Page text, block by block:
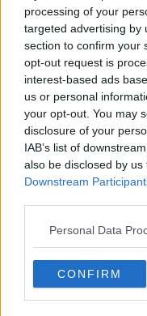
processing of your
targeted advertising by
section to confirm your
opt-out request is
interest-based ads
us or personal
your opt-out. You may
disclosure of your
IAB’s list of
also be disclosed by
Downstream
Personal Data
CONFIRM
Secondo i dati snocciolati
mostra tassi di adesione
Arezzo, ma anche a
dovuti al buon
ospedaliera e le
progetti Afa).
Lo scorso
persone che in
rappresentano il tasso
provincia. L’incontro è
Calzolari, presidente
Stefano Zucchini,
distretto e del dottor
«Fare attività fisica